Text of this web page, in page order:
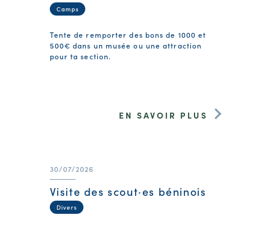
Camps
Tente de remporter des bons de 1000 et
500€ dans un musée ou une attraction
pour ta section.
EN SAVOIR PLUS
30/07/2026
Visite des scout·es béninois
Divers